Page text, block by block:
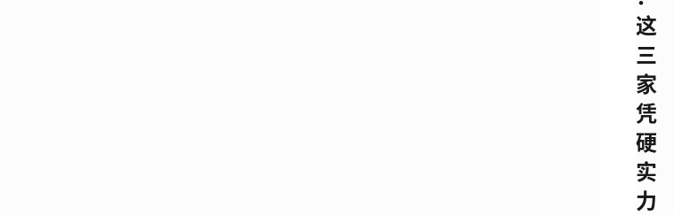
这
三
家
凭
硬
实
力